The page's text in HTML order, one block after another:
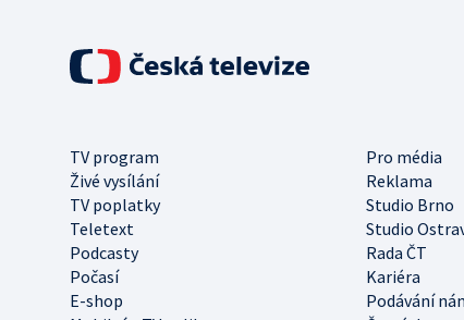
TV program
Pro média
Živé vysílání
Reklama
TV poplatky
Studio Brno
Teletext
Studio
Podcasty
Rada ČT
Počasí
Kariéra
E-shop
Podávání